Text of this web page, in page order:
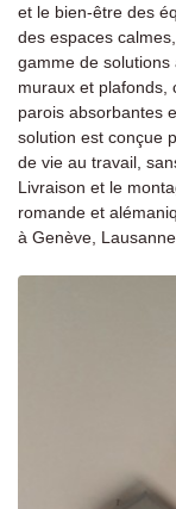
et le bien-être des
des espaces
gamme de
muraux et plafonds,
parois absorbantes
solution est conçue
de vie au travail,
Livraison et le
romande et
à Genève,